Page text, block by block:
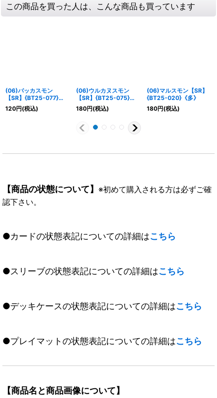
この商品を買った人は、こんな商品も買っています
(06)バッカスモン
【SR】{BT25-077}
《多》
120円(税込)
(06)ウルカヌスモン
【SR】{BT25-075}
《多》
180円(税込)
(06)マルスモン【SR】
{BT25-020}《多》
180円(税込)
【商品の状態について】 ※初めて購入される方は必ずご確
認下さい。
●カードの状態表記についての詳細はこちら
●スリーブの状態表記についての詳細はこちら
●デッキケースの状態表記についての詳細はこちら
●プレイマットの状態表記についての詳細はこちら
【商品名と商品画像について】